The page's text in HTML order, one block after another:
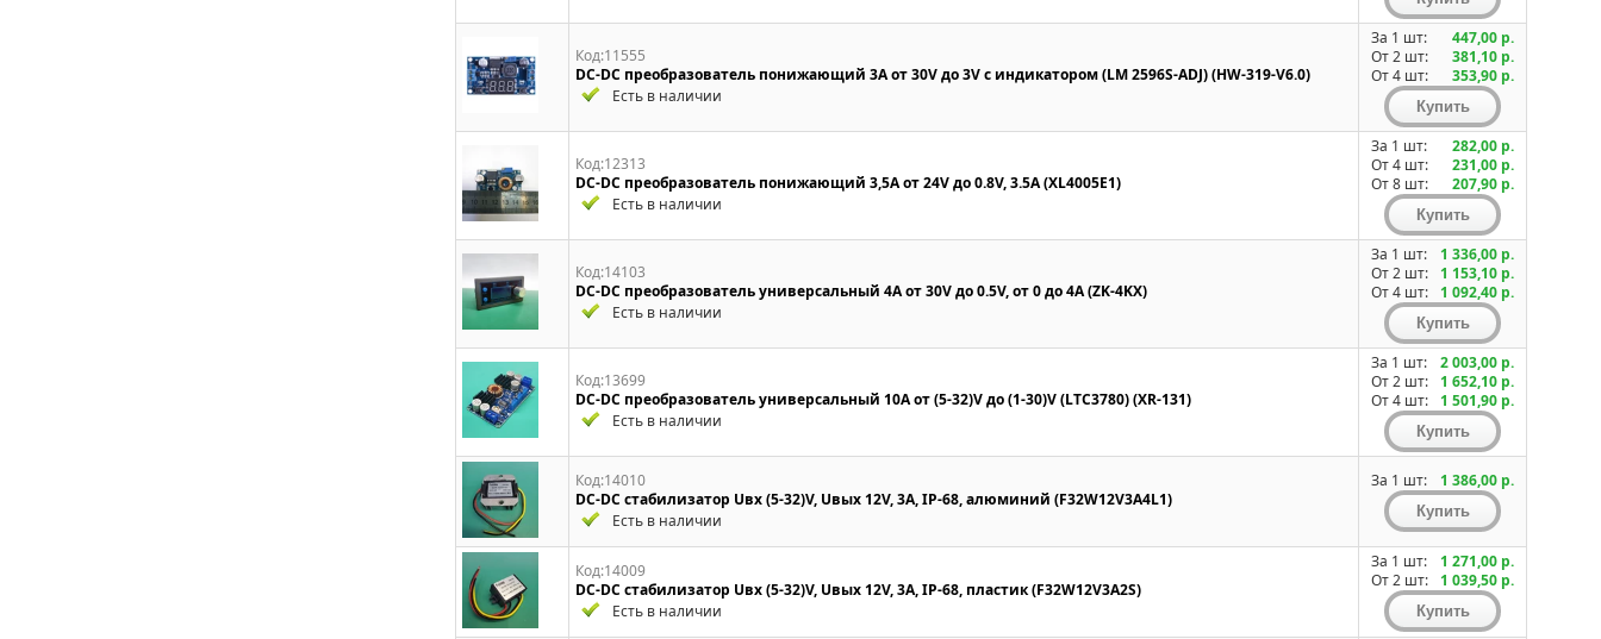
Код:11555
DC-DC преобразователь понижающий 3A от 30V до 3V с индикатором (LM 2596S-ADJ) (HW-319-V6.0)
Есть в наличии
За 1 шт:
447,00 р.
От 2 шт:
381,10 р.
От 4 шт:
353,90 р.
Код:12313
DC-DC преобразователь понижающий 3,5A от 24V до 0.8V, 3.5A (XL4005E1)
Есть в наличии
За 1 шт:
282,00 р.
От 4 шт:
231,00 р.
От 8 шт:
207,90 р.
Код:14103
DC-DC преобразователь универсальный 4A от 30V до 0.5V, от 0 до 4A (ZK-4KX)
Есть в наличии
За 1 шт:
1 336,00 р.
От 2 шт:
1 153,10 р.
От 4 шт:
1 092,40 р.
Код:13699
DC-DC преобразователь универсальный 10A от (5-32)V до (1-30)V (LTC3780) (XR-131)
Есть в наличии
За 1 шт:
2 003,00 р.
От 2 шт:
1 652,10 р.
От 4 шт:
1 501,90 р.
Код:14010
DC-DC стабилизатор Uвх (5-32)V, Uвых 12V, 3A, IP-68, алюминий (F32W12V3A4L1)
Есть в наличии
За 1 шт: 1 386,00 р.
Код:14009
DC-DC стабилизатор Uвх (5-32)V, Uвых 12V, 3A, IP-68, пластик (F32W12V3A2S)
Есть в наличии
За 1 шт:
1 271,00 р.
От 2 шт:
1 039,50 р.